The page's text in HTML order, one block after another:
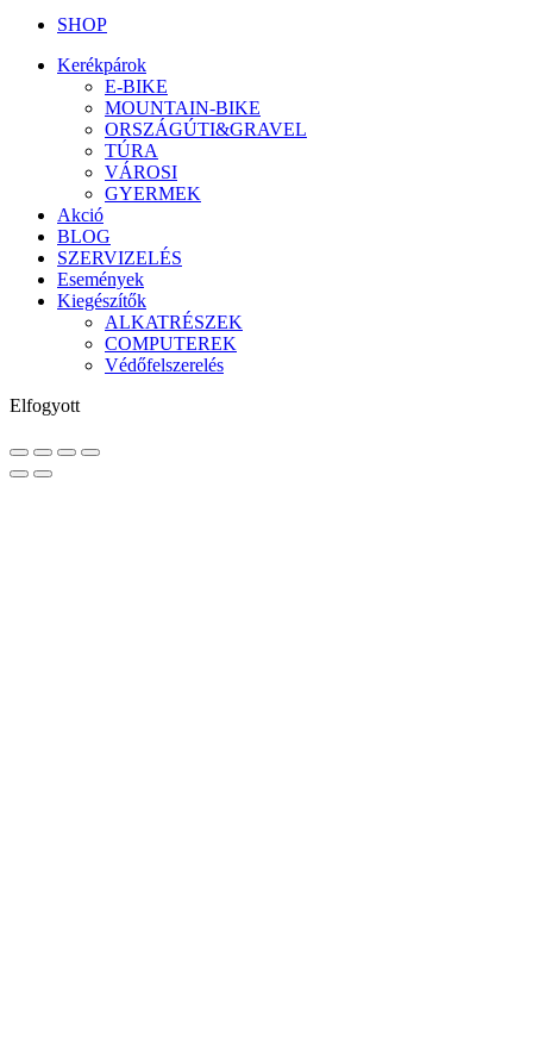
SHOP
Kerékpárok
E-BIKE
MOUNTAIN-BIKE
ORSZÁGÚTI&GRAVEL
TÚRA
VÁROSI
GYERMEK
Akció
BLOG
SZERVIZELÉS
Események
Kiegészítők
ALKATRÉSZEK
COMPUTEREK
Védőfelszerelés
Elfogyott